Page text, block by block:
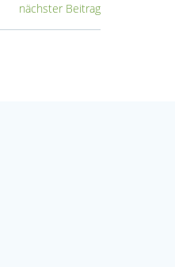
nächster Beitrag